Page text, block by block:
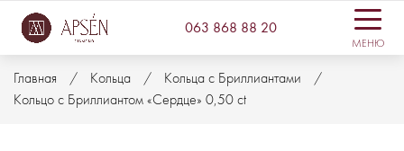
063 868 88 20
МЕНЮ
Главная Кольца
Кольца с Бриллиантами
Кольцо с Бриллиантом «Сердце» 0,50 ct